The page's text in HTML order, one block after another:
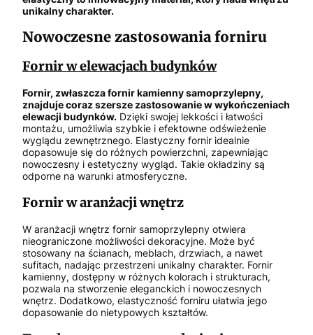
unikalny charakter.
Nowoczesne zastosowania forniru
Fornir w elewacjach budynków
Fornir, zwłaszcza fornir kamienny samoprzylepny,
znajduje coraz szersze zastosowanie w wykończeniach
elewacji budynków. Dzięki swojej lekkości i łatwości
montażu, umożliwia szybkie i efektowne odświeżenie
wyglądu zewnętrznego. Elastyczny fornir idealnie
dopasowuje się do różnych powierzchni, zapewniając
nowoczesny i estetyczny wygląd. Takie okładziny są
odporne na warunki atmosferyczne.
Fornir w aranżacji wnętrz
W aranżacji wnętrz fornir samoprzylepny otwiera
nieograniczone możliwości dekoracyjne. Może być
stosowany na ścianach, meblach, drzwiach, a nawet
sufitach, nadając przestrzeni unikalny charakter. Fornir
kamienny, dostępny w różnych kolorach i strukturach,
pozwala na stworzenie eleganckich i nowoczesnych
wnętrz. Dodatkowo, elastyczność forniru ułatwia jego
dopasowanie do nietypowych kształtów.